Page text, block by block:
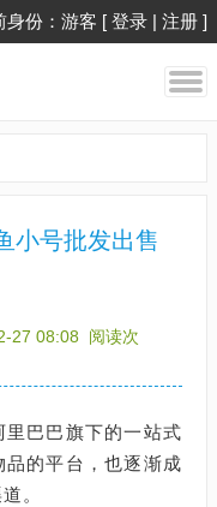
身份：游客 [ 登录 | 注册 ]
小号批发出售
27 08:08
阅读次
巴巴旗下的一站式
的平台，也逐渐成
。